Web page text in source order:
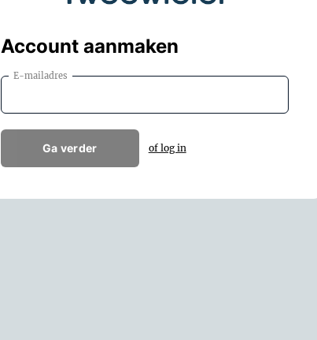
Account aanmaken
E-mailadres
Ga verder of log in